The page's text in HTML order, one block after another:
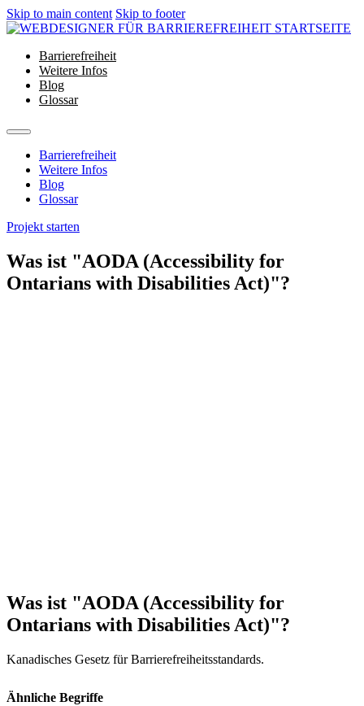
Skip to main content Skip to footer
Barrierefreiheit
Weitere Infos
Blog
Glossar
Barrierefreiheit
Weitere Infos
Blog
Glossar
Projekt starten
Was ist "AODA (Accessibility for
Ontarians with Disabilities Act)"?
Was ist "AODA (Accessibility for
Ontarians with Disabilities Act)"?
Kanadisches Gesetz für Barrierefreiheitsstandards.
Ähnliche Begriffe